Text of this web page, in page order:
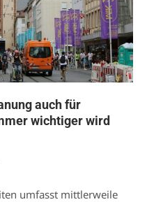
auch für
wichtiger wird
umfasst mittlerweile